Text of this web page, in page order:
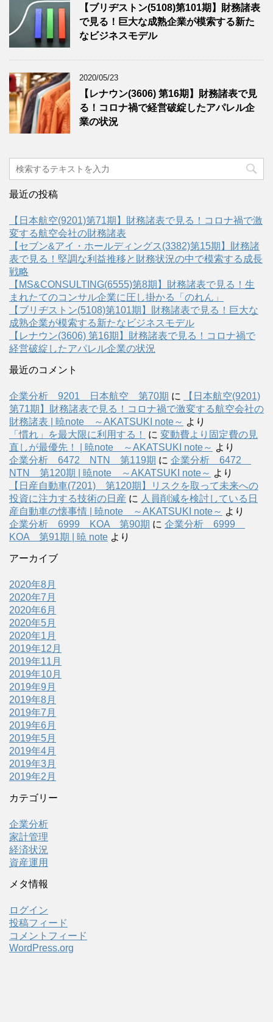
【ブリヂストン(5108)第101期】財務諸表
で見る！巨大な成熟企業が模索する新た
なビジネスモデル
2020/05/23
【レナウン(3606) 第16期】財務諸表で見
る！コロナ禍で経営破綻したアパレル企
業の状況
最近の投稿
【日本航空(9201)第71期】財務諸表で見る！コロナ禍で激
変する航空会社の財務諸表
【セブン&アイ・ホールディングス(3382)第15期】財務諸
表で見る！堅調な利益推移と財務状況の中で模索する成長
戦略
【MS&CONSULTING(6555)第8期】財務諸表で見る！生
まれたてのコンサル企業に圧し掛かる「のれん」
【ブリヂストン(5108)第101期】財務諸表で見る！巨大な
成熟企業が模索する新たなビジネスモデル
【レナウン(3606) 第16期】財務諸表で見る！コロナ禍で
経営破綻したアパレル企業の状況
最近のコメント
企業分析 9201 日本航空 第70期 に
【日本航空(9201)
第71期】財務諸表で見る！コロナ禍で激変する航空会社の
財務諸表 | 暁note ～AKATSUKI note～ より
「慣れ」を最大限に利用する！
に 変動費より固定費の見
直しが最優先！ | 暁note ～AKATSUKI note～ より
企業分析 6472 NTN 第119期 に 企業分析 6472
NTN 第120期 | 暁note ～AKATSUKI note～ より
【日産自動車(7201) 第120期】リスクを取って未来への
投資に注力する技術の日産 に 人員削減を検討している日
産自動車の懐事情 | 暁note ～AKATSUKI note～ より
企業分析 6999 KOA 第90期 に 企業分析 6999
KOA 第91期 | 暁 note より
アーカイブ
2020年8月
2020年7月
2020年6月
2020年5月
2020年1月
2019年12月
2019年11月
2019年10月
2019年9月
2019年8月
2019年7月
2019年6月
2019年5月
2019年4月
2019年3月
2019年2月
カテゴリー
企業分析
家計管理
経済状況
資産運用
メタ情報
ログイン
投稿フィード
コメントフィード
WordPress.org